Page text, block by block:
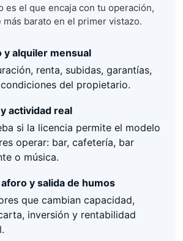
es el que encaja con tu operación,
más barato en el primer vistazo.
y alquiler mensual
renta, subidas, garantías,
del propietario.
actividad real
si la licencia permite el modelo
operar: bar, cafetería, bar
o música.
y salida de humos
que cambian capacidad,
inversión y rentabilidad